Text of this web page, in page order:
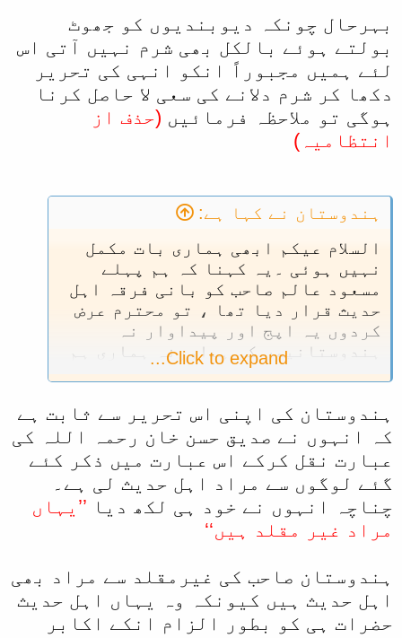
وگرنا اس چالاکی کا بہت معقول جواب
دیتا کی زخم چاٹتے ہی رہ جاتے ۔
اللہ میری توبہ کن لوگوں کے چکر
میں پھنس گیا اللہ میرے گناہوں کو
معاف فرما ۔ بہت وقت کی بربادی کی
اورفضول میں نیٹ کا خرچ فقط
اللہ حافظ
بہرحال چونکہ دیوبندیوں کو جھوٹ
بولتے ہوئے بالکل بھی شرم نہیں آتی اس
لئے ہمیں مجبوراً انکو انہی‌ کی تحریر
دکھا کر شرم دلانے کی سعی لا حاصل کرنا
ہوگی تو ملاحظہ فرمائیں (حذف از
انتظامیہ)
ہندوستان نے کہا ہے:
السلام عیکم ابھی ہماری بات مکمل
نہیں ہوئی ۔یہ کہنا کہ ہم پہلے
مسعود عالم صاحب کو بانی فرقہ اہل
حدیث قرار دیا تھا ، تو محترم عرض
کردوں یہ اپج اور پیداوار نہ
ہندوستانیوں کی ہےاورنہ ہماری ہم
تو آپ حضرات کے علماء اور ائمہ و
ہیں یہ تو وہی بات ہے کھائے تو
بھڑیے کا نام نہ کھائے تو بھیڑئے
کا نام ،چھری تربوز پر یا تربوز
چھری پر نقصان تربوز کا ہی ہونا ہے
وہی بات بیچارے مقلدین کی ہے کہ
نام انکا ہی گندہ کرنا ہے لیجئے
دوسری قسط ملاحظہ فرمائیں۔
بڑے عالم اور امام ہیں فرماتے ہیں :
اس زمانہ میں ایک ریا کار اور شہرت
یافتہ فرقہ نے جنم لیا ہے جو ہر قسم
Click to expand...
ہندوستان کی اپنی اس تحریر سے ثابت ہے
کہ انہوں نے صدیق حسن خان رحمہ اللہ کی
عبارت نقل کرکے اس عبارت میں ذکر کئے
گئے لوگوں سے مراد اہل حدیث لی ہے۔
چناچہ انہوں نے خود ہی لکھ دیا ’’یہاں
مراد غیر مقلد ہیں‘‘
ہندوستان صاحب کی غیرمقلد سے مراد بھی
اہل حدیث ہیں کیونکہ وہ یہاں اہل حدیث
حضرات ہی کو بطور الزام انکے اکابر